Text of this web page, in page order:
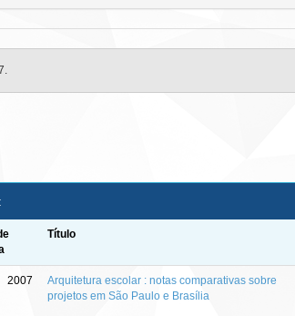
Título
2007
Arquitetura escolar : notas comparativas sobre
projetos em São Paulo e Brasília